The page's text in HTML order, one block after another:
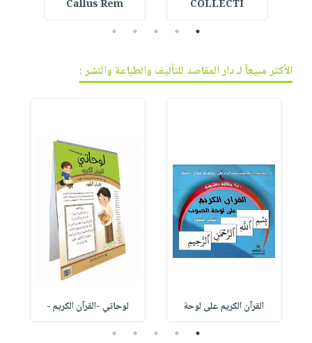
COLLECTI
Callus Rem
1
2
3
4
5
الأكثر مبيعاً لـ دار المقاصد للتأليف والطباعة والنشر :
القرآن الكريم على لوحة لوحاتي -القرآن الكريم -
1
2
3
4
5